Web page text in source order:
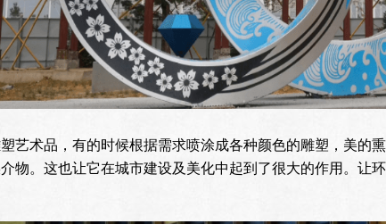
艺术品，有的时候根据需求喷涂成各种颜色的雕塑，美的
物。这也让它在城市建设及美化中起到了很大的作用。让